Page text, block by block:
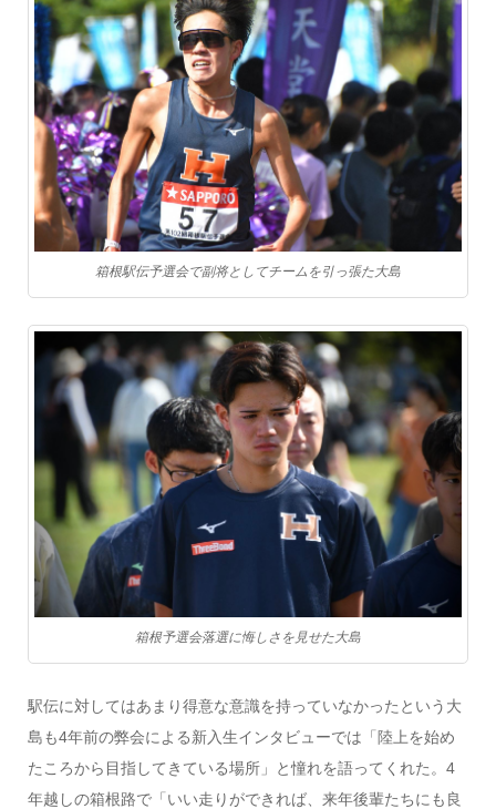
箱根駅伝予選会で副将としてチームを引っ張た大島
箱根予選会落選に悔しさを見せた大島
駅伝に対してはあまり得意な意識を持っていなかったという大
島も4年前の弊会による新入生インタビューでは「陸上を始め
たころから目指してきている場所」と憧れを語ってくれた。4
年越しの箱根路で「いい走りができれば、来年後輩たちにも良